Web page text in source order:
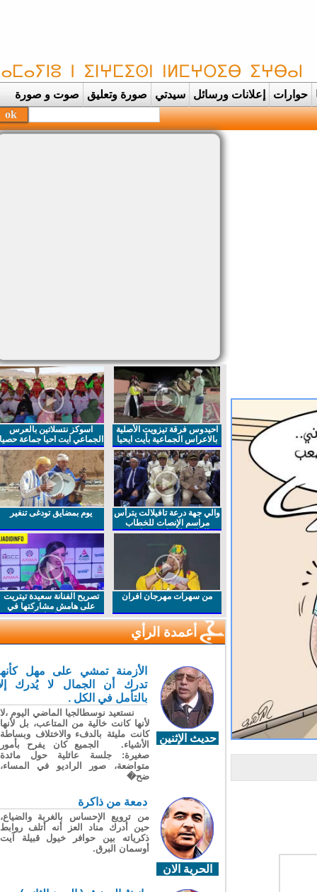
حوارات إعلانات ورسائل سيدتي صورة وتعليق صوت و صورة
احيدوس فرقة تيزويت الأصلية
بالاعراس الجماعية بأيت ايحيا
اسوكز نتسلاتين بالعرس
الجماعي ايت احيا جماعة حصيا
والي جهة درعة تافيلالت يترأس
مراسم الإنصات للخطاب
الملكي السامي بمناسبة
يوم بمضايق تودغى تنغير
من سهرات مهرجان افران
تصريح الفنانة سعيدة تيتريت
على هامش مشاركتها في
مهرجان افران
أعمدة الرأي
حديث الإثنين
الأزمنة تمشي على مهل كأنها
تدرك أن الجمال لا يُدرك إلا
بالتأمل في الكل .
نستعيد نوسطالجيا الماضي اليوم ،لا
لأنها كانت خالية من المتاعب، بل لأنها
كانت مليئة بالدفء والاختلاف وبساطة
الأشياء. الجميع كان يفرح بأمور
صغيرة: جلسة عائلية حول مائدة
متواضعة، صور الراديو في المساء،
ضح�
الحرية الان
دمعة من ذاكرة
من ترويع الإحساس بالغربة والضياع،
حين أدرك مناد العز أنه أتلف روابط
ذكرياته بين حوافر خيول قبيلة آيت
أوسمان البرق.